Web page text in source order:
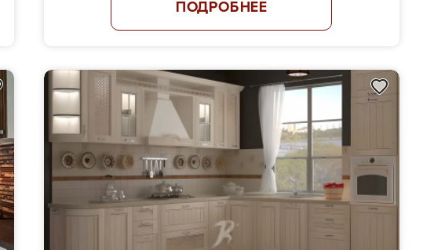
ПОДРОБНЕЕ